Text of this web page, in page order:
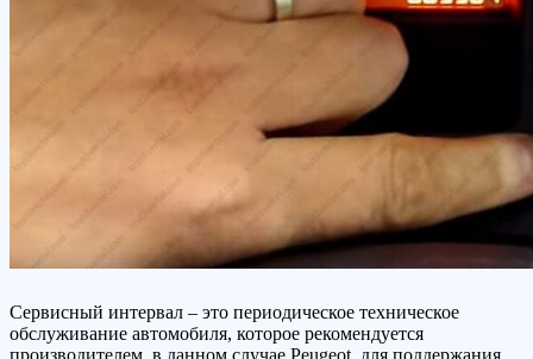
Сервисный интервал – это периодическое техническое
обслуживание автомобиля, которое рекомендуется
производителем, в данном случае Peugeot, для поддержания